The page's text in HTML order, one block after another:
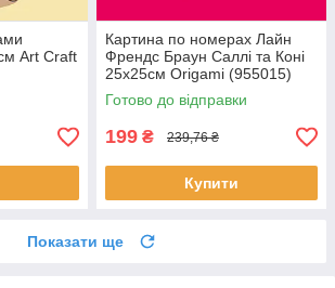
Art Craft
Картина по номерах Лайн
Френдс Браун Саллі та Коні
25x25см Origamі (955015)
Готово до відправки
199 ₴ 239,76 ₴
Купити
Показати ще